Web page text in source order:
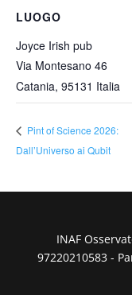
LUOGO
Joyce Irish pub
Via Montesano 46
Catania, 95131 Italia
Pint of Science 2026:
Dall’Universo ai Qubit
INAF